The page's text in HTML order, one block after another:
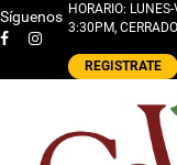
Síguenos HORARIO:
3:30PM,
REGISTRATE